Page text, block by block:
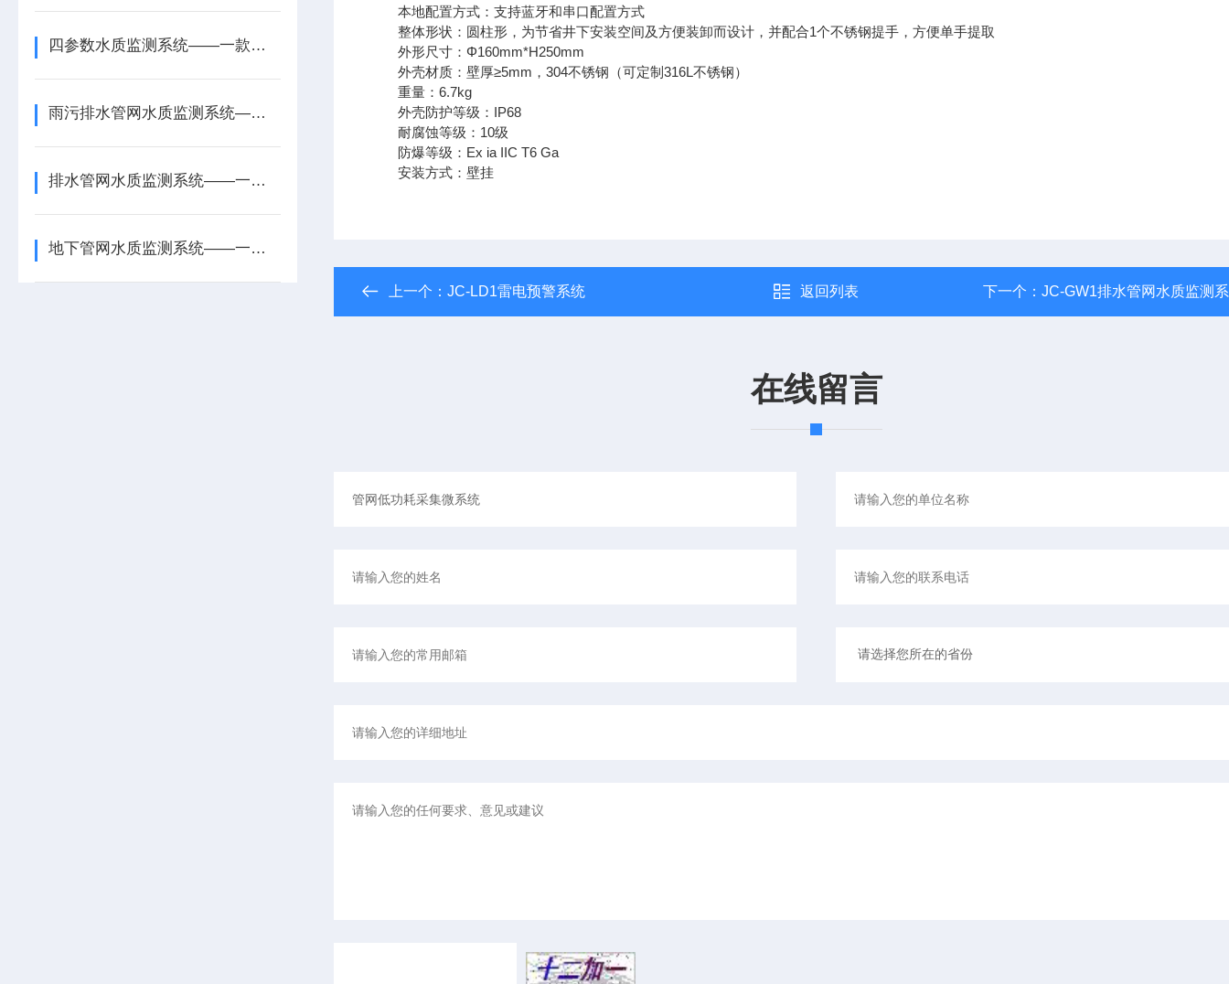
四参数水质监测系统——一款高防护等级的排水管网水质监测系统2026+派+送
雨污排水管网水质监测系统—一款适应性的城市排水管网水质监测系统+派+送
排水管网水质监测系统——一款锂电池供电的城市管网水质监测系统2026+派+送
地下管网水质监测系统——一款变化趋势的饮用水水质监测系统2025+派+送
本地配置方式：支持蓝牙和串口配置方式
整体形状：圆柱形，为节省井下安装空间及方便装卸而设计，并配合1个不锈钢提手，方便单手提取
外形尺寸：Φ160mm*H250mm
外壳材质：壁厚≥5mm，304不锈钢（可定制316L不锈钢）
重量：6.7kg
外壳防护等级：IP68
耐腐蚀等级：10级
防爆等级：Ex ia IIC T6 Ga
安装方式：壁挂
上一个： JC-LD1雷电预警系统 返回列表 下一个： JC-GW1排水管网水质监测
在线留言